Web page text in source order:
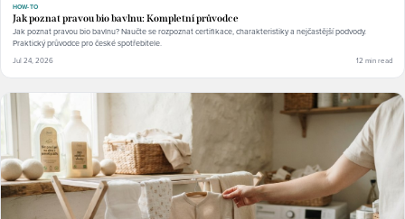
HOW-TO
Jak poznat pravou bio bavlnu: Kompletní průvodce
Jak poznat pravou bio bavlnu? Naučte se rozpoznat certifikace, charakteristiky a nejčastější podvody.
Praktický průvodce pro české spotřebitele.
Jul 24, 2026 12 min read